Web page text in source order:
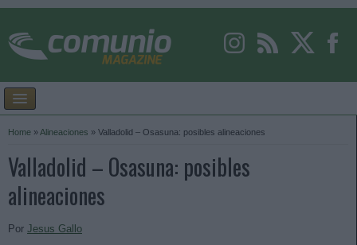
Home »Alineaciones » Valladolid – Osasuna: posibles alineaciones
Valladolid – Osasuna: posibles
alineaciones
Por Jesus Gallo